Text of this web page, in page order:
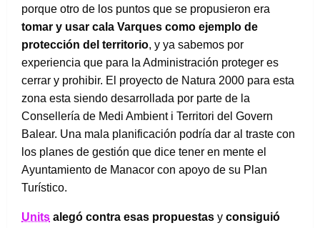
porque otro de los puntos que se propusieron era
tomar y usar cala Varques como ejemplo de
protección del territorio, y ya sabemos por
experiencia que para la Administración proteger es
cerrar y prohibir. El proyecto de Natura 2000 para esta
zona esta siendo desarrollada por parte de la
Consellería de Medi Ambient i Territori del Govern
Balear. Una mala planificación podría dar al traste con
los planes de gestión que dice tener en mente el
Ayuntamiento de Manacor con apoyo de su Plan
Turístico.
Units alegó contra esas propuestas y consiguió